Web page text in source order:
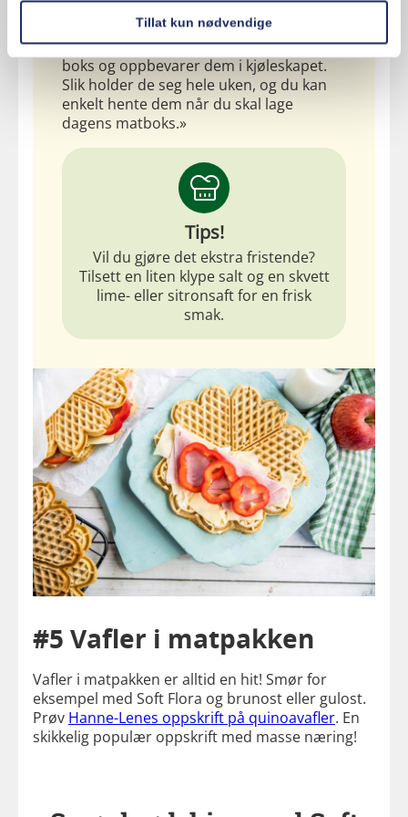
Tillat kun nødvendige
bønner, svarte bønner eller
kidneybønner og skyller dem godt.
Deretter legger jeg dem over i en lufttett
boks og oppbevarer dem i kjøleskapet.
Slik holder de seg hele uken, og du kan
enkelt hente dem når du skal lage
dagens matboks.»
Tips!
Vil du gjøre det ekstra fristende?
Tilsett en liten klype salt og en skvett
lime- eller sitronsaft for en frisk
smak.
#5 Vafler i matpakken
Vafler i matpakken er alltid en hit! Smør for
eksempel med Soft Flora og brunost eller gulost.
Prøv Hanne-Lenes oppskrift på quinoavafler. En
skikkelig populær oppskrift med masse næring!